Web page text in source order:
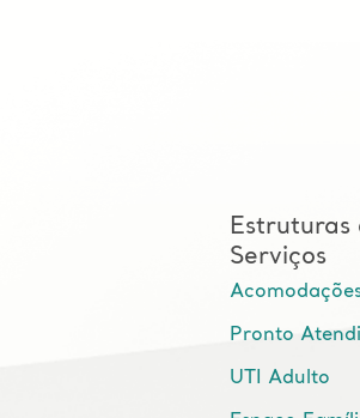
Estruturas
Serviços
Pronto
UTI Adulto